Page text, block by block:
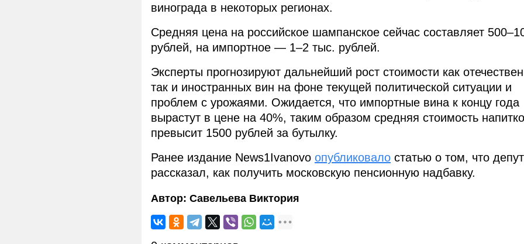
винограда в некоторых регионах.
Средняя цена на российское шампанское сейчас составляет
рублей, на импортное — 1–2 тыс. рублей.
Эксперты прогнозируют дальнейший рост стоимости как
так и иностранных вин на фоне текущей политической ситуации и
проблем с урожаями. Ожидается, что импортные вина к концу года
вырастут в цене на 40%, таким образом средняя стоимость
превысит 1500 рублей за бутылку.
Ранее издание News1Ivanovo опубликовало статью о том, что
рассказал, как получить московскую пенсионную надбавку.
Автор: Савельева Виктория